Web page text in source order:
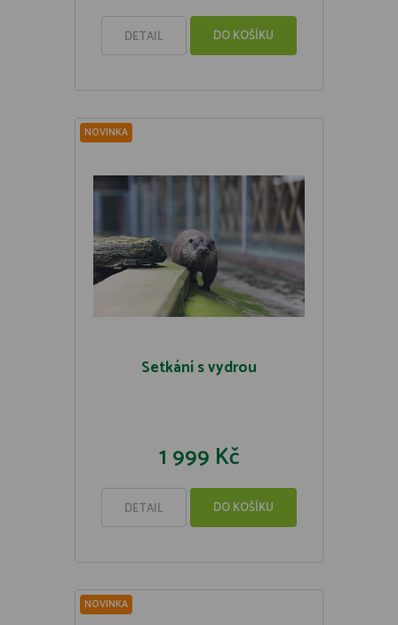
DETAIL DO KOŠÍKU
NOVINKA
Setkání s vydrou
1 999 Kč
DETAIL DO KOŠÍKU
NOVINKA